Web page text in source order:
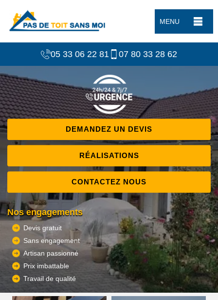
MENU
05 33 06 22 81 07 80 33 28 62
DEMANDEZ UN DEVIS
RÉALISATIONS
CONTACTEZ NOUS
Nos engagements
Devis gratuit
Sans engagement
Artisan passionné
Prix imbattable
Travail de qualité